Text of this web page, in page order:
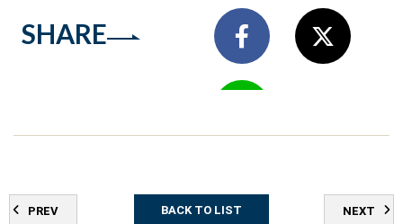
SHARE
PREV BACK TO LIST NEXT